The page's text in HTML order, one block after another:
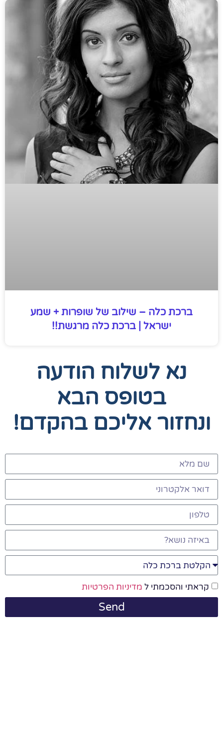
ברכת כלה – שילוב של שופרות + שמע
ישראל | ברכת כלה מרגשת!!
נא לשלוח הודעה
בטופס הבא
ונחזור אליכם בהקדם!
קראתי והסכמתי ל מדיניות הפרטיות
Send